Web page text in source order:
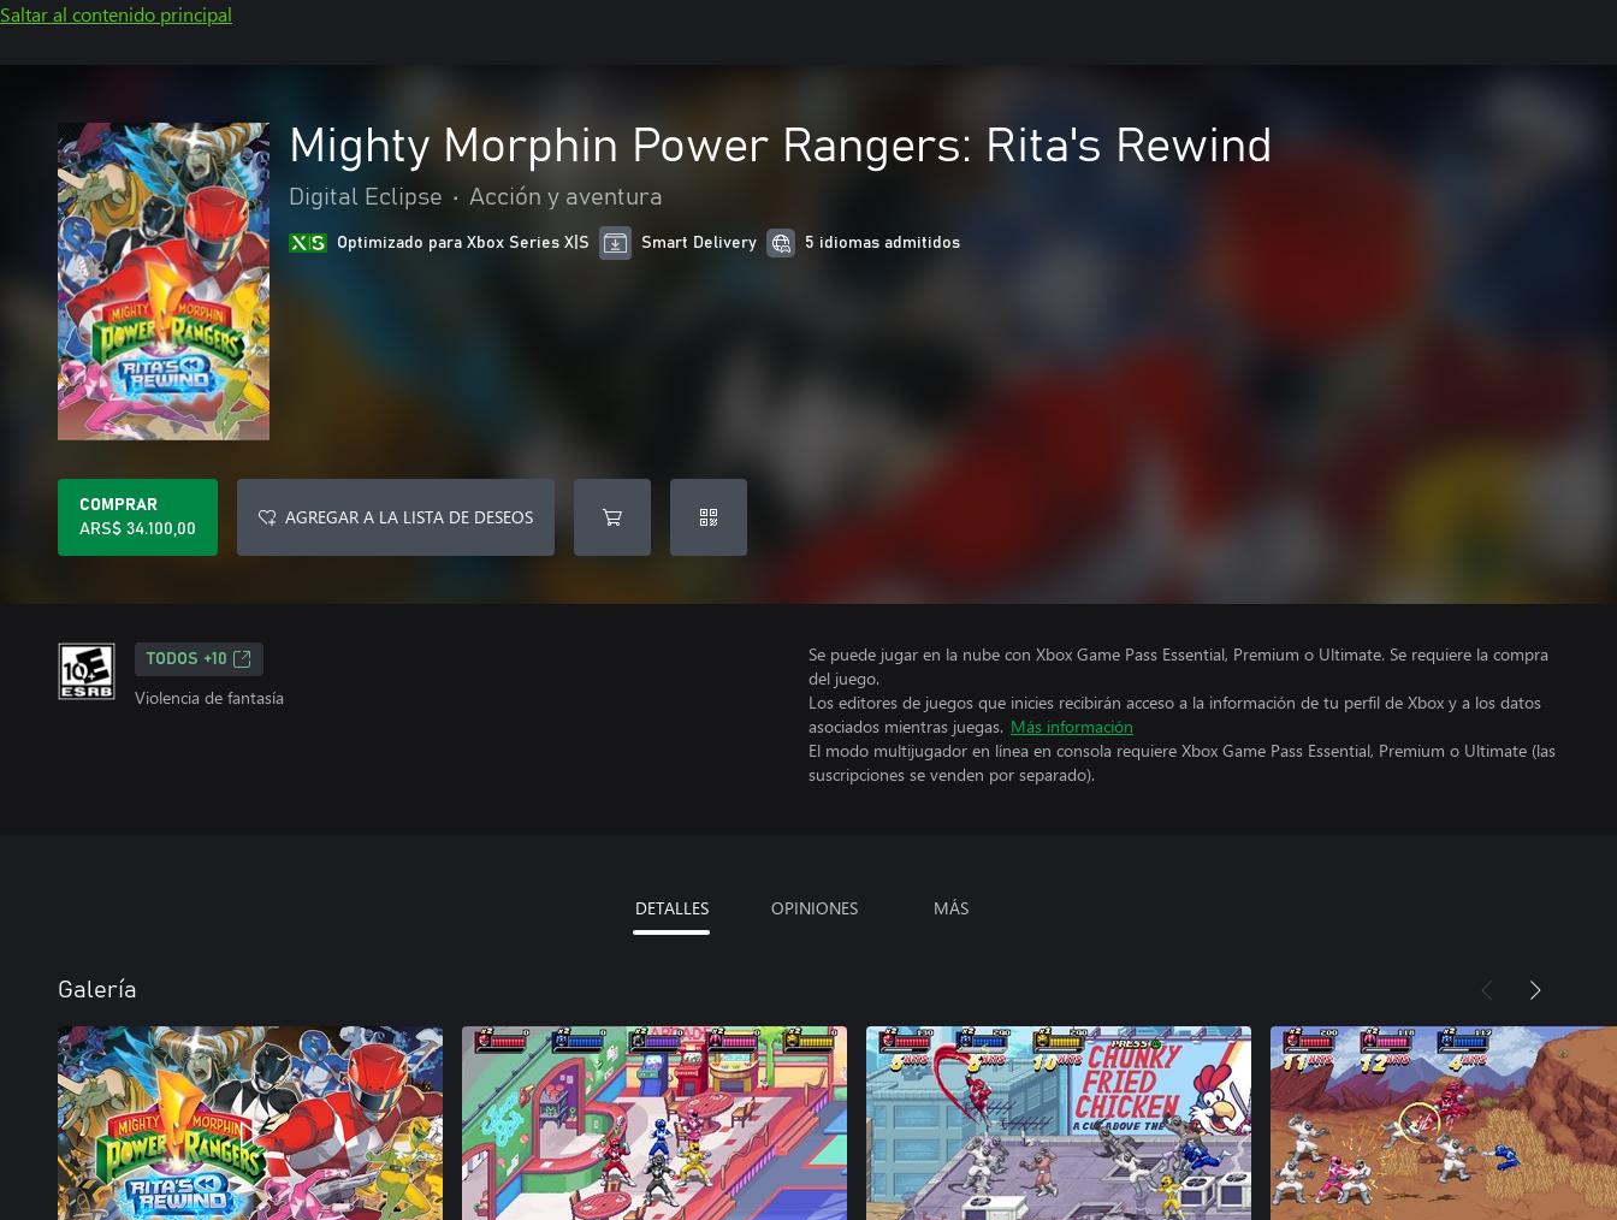
Saltar al contenido principal
Mighty Morphin Power Rangers: Rita's Rewind
Digital Eclipse • Acción y aventura
Optimizado para Xbox Series X|S Smart Delivery 5 idiomas admitidos
COMPRAR
ARS$ 34.100,00
AGREGAR A LA LISTA DE DESEOS
TODOS +10
Violencia de fantasía
Se puede jugar en la nube con Xbox Game Pass Essential, Premium o Ultimate. Se requiere la compra
del juego.
Los editores de juegos que inicies recibirán acceso a la información de tu perfil de Xbox y a los datos
asociados mientras juegas. Más información
El modo multijugador en línea en consola requiere Xbox Game Pass Essential, Premium o Ultimate (las
suscripciones se venden por separado).
DETALLES OPINIONES MÁS
Galería